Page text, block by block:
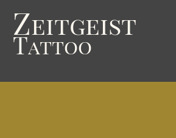
Zeitgeist
Tattoo